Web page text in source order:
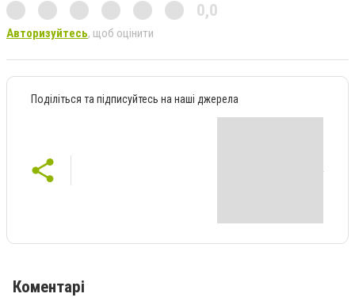
0,0
Авторизуйтесь, щоб оцінити
Поділіться та підписуйтесь на наші джерела
Коментарі